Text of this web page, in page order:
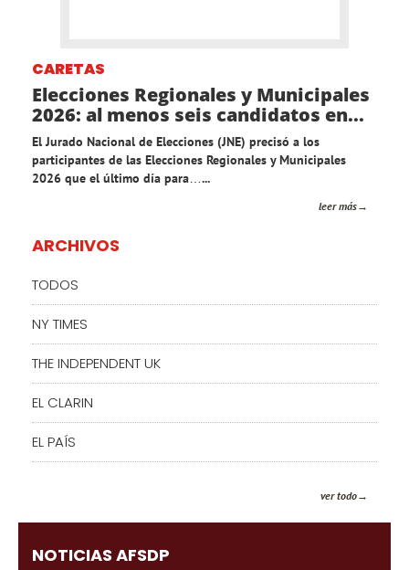
CARETAS
Elecciones Regionales y Municipales
2026: al menos seis candidatos en...
El Jurado Nacional de Elecciones (JNE) precisó a los
participantes de las Elecciones Regionales y Municipales
2026 que el último día para…...
leer más
ARCHIVOS
TODOS
NY TIMES
THE INDEPENDENT UK
EL CLARIN
EL PAÍS
ver todo
NOTICIAS AFSDP